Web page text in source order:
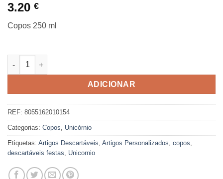
3.20 €
Copos 250 ml
Quantidade de Copos Dia Magico
ADICIONAR
REF: 8055162010154
Categorias: Copos Unicórnio
Etiquetas: Artigos Descartáveis Artigos Personalizados copos
descartáveis festas
Unicornio